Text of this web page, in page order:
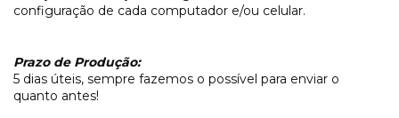
configuração de cada computador e/ou celular.
Prazo de Produção:
5 dias úteis, sempre fazemos o possível para enviar o
quanto antes!